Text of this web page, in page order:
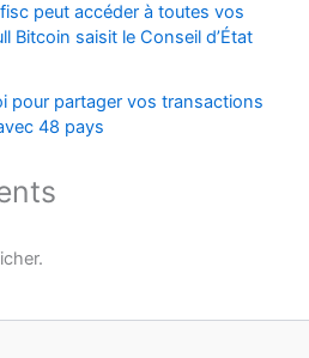
peut accéder à toutes vos
Bitcoin saisit le Conseil d’État
pour partager vos transactions
48 pays